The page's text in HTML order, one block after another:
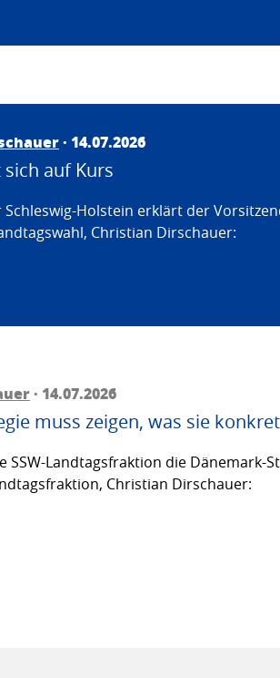
· 14.07.2026
sich auf Kurs
Holstein erklärt der
Christian Dirschauer:
· 14.07.2026
muss zeigen, was sie
Landtagsfraktion die Dänemark-
Christian Dirschauer: